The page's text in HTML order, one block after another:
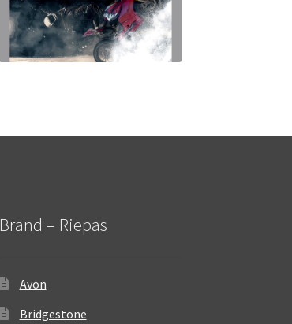
Brand – Riepas
Avon
Bridgestone